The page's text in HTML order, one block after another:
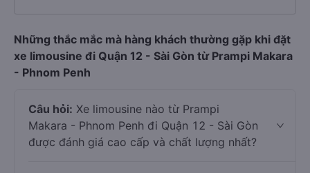
Những thắc mắc mà hàng khách thường gặp khi đặt
xe limousine đi Quận 12 - Sài Gòn từ Prampi Makara
- Phnom Penh
Câu hỏi: Xe limousine nào từ Prampi
Makara - Phnom Penh đi Quận 12 - Sài Gòn
được đánh giá cao cấp và chất lượng nhất?